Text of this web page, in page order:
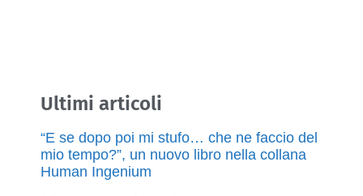
Ultimi articoli
“E se dopo poi mi stufo… che ne faccio del
mio tempo?”, un nuovo libro nella collana
Human Ingenium